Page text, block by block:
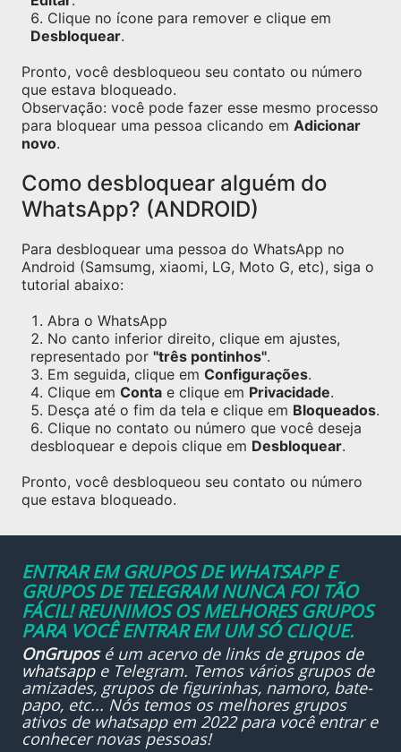
Clique no ícone para remover e clique em
Desbloquear.
Pronto, você desbloqueou seu contato ou número
que estava bloqueado.
Observação: você pode fazer esse mesmo processo
para bloquear uma pessoa clicando em Adicionar
novo.
Como desbloquear alguém do
WhatsApp? (ANDROID)
Para desbloquear uma pessoa do WhatsApp no
Android (Samsumg, xiaomi, LG, Moto G, etc), siga o
tutorial abaixo:
Abra o WhatsApp
No canto inferior direito, clique em ajustes,
representado por "três pontinhos".
Em seguida, clique em Configurações.
Clique em Conta e clique em Privacidade.
Desça até o fim da tela e clique em Bloqueados.
Clique no contato ou número que você deseja
desbloquear e depois clique em Desbloquear.
Pronto, você desbloqueou seu contato ou número
que estava bloqueado.
ENTRAR EM GRUPOS DE WHATSAPP E
GRUPOS DE TELEGRAM NUNCA FOI TÃO
FÁCIL! REUNIMOS OS MELHORES GRUPOS
PARA VOCÊ ENTRAR EM UM SÓ CLIQUE.
OnGruposé um acervo de links de grupos de
whatsappe Telegram. Temos vários grupos de
amizades, grupos de figurinhas, namoro, bate-
papo, etc... Nós temos os melhores grupos
ativos de whatsapp em 2022 para você entrar e
conhecer novas pessoas!